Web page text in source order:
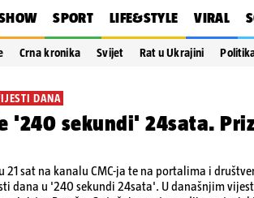
SPORT LIFE&STYLE VIRAL
Crna kronika Svijet Rat u Ukrajini
DANA
'240 sekundi' 24sata.
21 sat na kanalu CMC-ja te na portalima i
dana u '240 sekundi 24sata'. U današnjim